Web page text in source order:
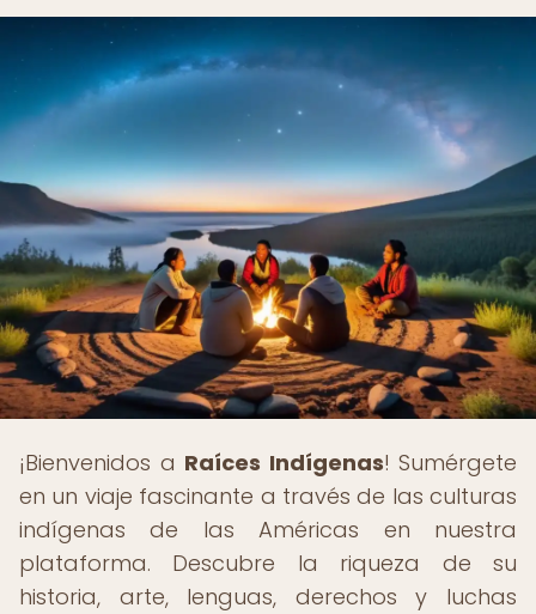
¡Bienvenidos a Raíces Indígenas! Sumérgete
en un viaje fascinante a través de las culturas
indígenas de las Américas en nuestra
plataforma. Descubre la riqueza de su
historia, arte, lenguas, derechos y luchas